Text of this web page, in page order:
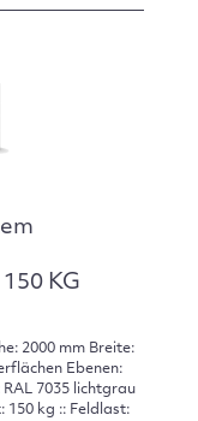
KG
2000 mm Breite:
Ebenen:
7035 lichtgrau
150 kg :: Feldlast: